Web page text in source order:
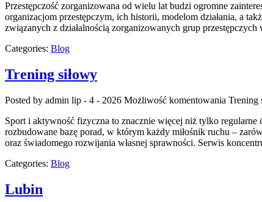
Przestępczość zorganizowana od wielu lat budzi ogromne
organizacjom przestępczym, ich historii, modelom działania, a
związanych z działalnością zorganizowanych grup
Categories: Blog
Trening siłowy
Posted by admin lip - 4 - 2026 Możliwość komentowania Trening
Sport i aktywność fizyczna to znacznie więcej niż tylko regularne
rozbudowane bazę porad, w którym każdy miłośnik ruchu –
oraz świadomego rozwijania własnej sprawności. Serwis
Categories: Blog
Lubin